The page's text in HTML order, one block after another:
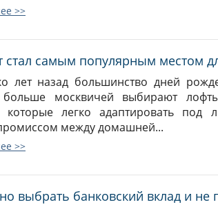
>>
стал самым популярным местом
лет назад большинство дней
больше москвичей выбирают
которые легко адаптировать под
между домашней...
>>
выбрать банковский вклад и не